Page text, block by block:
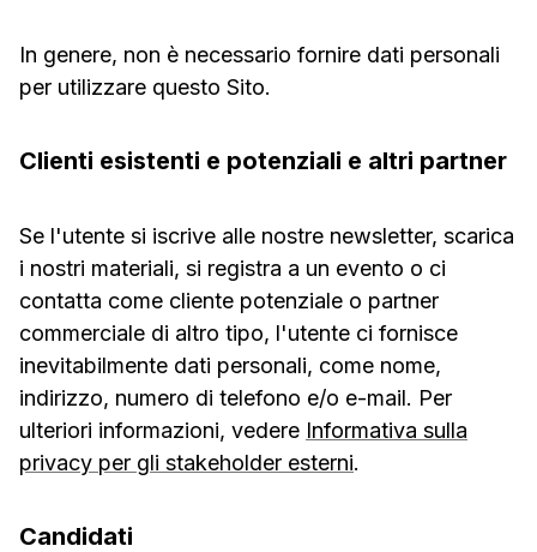
In genere, non è necessario fornire dati personali
per utilizzare questo Sito.
Clienti esistenti e potenziali e altri partner
Se l'utente si iscrive alle nostre newsletter, scarica
i nostri materiali, si registra a un evento o ci
contatta come cliente potenziale o partner
commerciale di altro tipo, l'utente ci fornisce
inevitabilmente dati personali, come nome,
indirizzo, numero di telefono e/o e-mail. Per
ulteriori informazioni, vedere Informativa sulla
privacy per gli stakeholder esterni.
Candidati